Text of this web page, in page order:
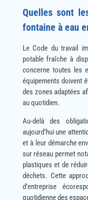
Quelles sont
fontaine à eau
Le Code du travail
potable fraîche à
concerne toutes les
équipements doivent
des zones adaptées
au quotidien.
Au-delà des
aujourd’hui une
et à leur démarche
sur réseau permet
plastiques et de
déchets. Cette
d’entreprise
quotidienne des